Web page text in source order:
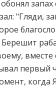
"Гляди,
первый
когда